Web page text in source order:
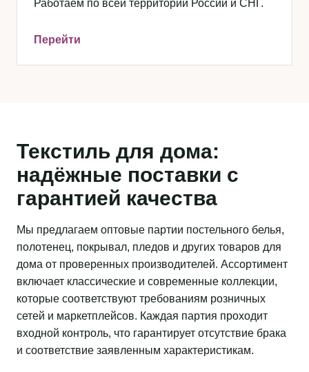
Работаем по всей территории России и СНГ.
Перейти
Текстиль для дома:
надёжные поставки с
гарантией качества
Мы предлагаем оптовые партии постельного белья,
полотенец, покрывал, пледов и других товаров для
дома от проверенных производителей. Ассортимент
включает классические и современные коллекции,
которые соответствуют требованиям розничных
сетей и маркетплейсов. Каждая партия проходит
входной контроль, что гарантирует отсутствие брака
и соответствие заявленным характеристикам.